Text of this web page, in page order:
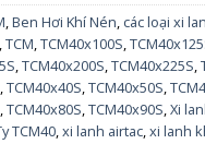
,Ben Hơi Khí Nén, các loại xi
,TCM,TCM40x100S,
,TCM40x200S,TCM40x225S,
,TCM40x40S,TCM40x50S,
,TCM40x80S,TCM40x90S,Xi
TCM40,xi lanh airtac,xi lanh